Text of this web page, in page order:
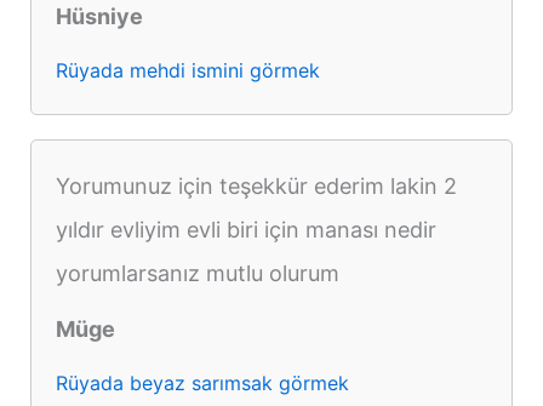
Hüsniye
Rüyada mehdi ismini görmek
Yorumunuz için teşekkür ederim lakin 2
yıldır evliyim evli biri için manası nedir
yorumlarsanız mutlu olurum
Müge
Rüyada beyaz sarımsak görmek